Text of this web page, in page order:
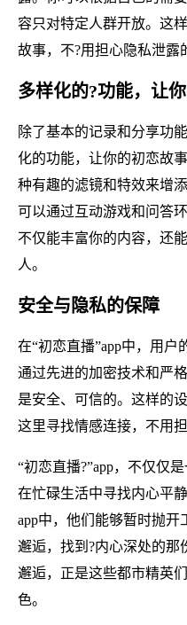
容只对特定人群开放。这
故事，不?用担心隐私泄露
多样化的?功能，让
除了基本的记录和分享功
化的功能，让你的初恋故
种有趣的滤镜和特效来增
可以通过互动游戏和问答
不仅能丰富你的内容，还
人。
安全与隐私的保障
在“初恋直播”app中，用户
通过先进的加密技术和严
是安全、可信的。这样的
这里寻找情感连接，不用
“初恋直播?”app，不仅仅
在忙碌生活中寻找内心平
app中，他们能够暂时抛
邂逅，找到?内心深处的那
邂逅，正是这些都市精英
色。